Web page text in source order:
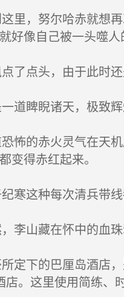
里，努尔哈赤就想
好像自己被一头噬
了点头，由于此时还
道睥睨诸天，极致辉
怖的赤火灵气在天
变得赤红起来。
寒这种每次清兵带线
李山藏在怀中的血珠
定下的巴厘岛酒店，
店。这里使用简练、